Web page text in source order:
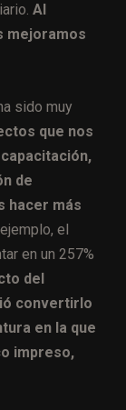
Al
mejoramos
sido muy
que nos
de
hacer más
el
en un 257%
del
convertirlo
en la que
impreso,